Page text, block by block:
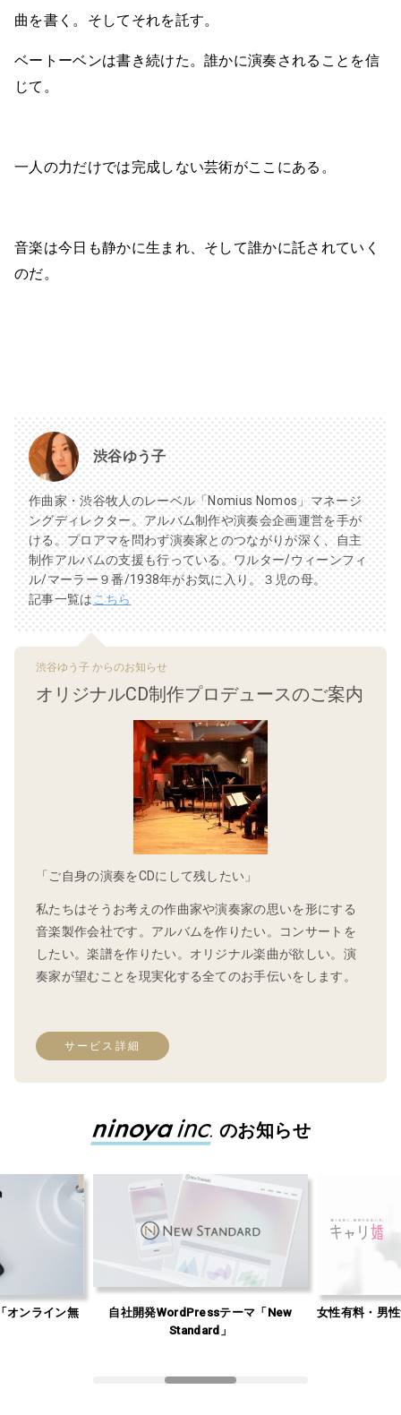
曲を書く。そしてそれを託す。
ベートーベンは書き続けた。誰かに演奏されることを信
じて。
一人の力だけでは完成しない芸術がここにある。
音楽は今日も静かに生まれ、そして誰かに託されていく
のだ。
渋谷ゆう子
作曲家・渋谷牧人のレーベル「Nomius Nomos」マネージ
ングディレクター。アルバム制作や演奏会企画運営を手が
ける。プロアマを問わず演奏家とのつながりが深く、自主
制作アルバムの支援も行っている。ワルター/ウィーンフィ
ル/マーラー９番/1938年がお気に入り。３児の母。
記事一覧はこちら
渋谷ゆう子 からのお知らせ
オリジナルCD制作プロデュースのご案内
「ご自身の演奏をCDにして残したい」
私たちはそうお考えの作曲家や演奏家の思いを形にする
音楽製作会社です。アルバムを作りたい。コンサートを
したい。楽譜を作りたい。オリジナル楽曲が欲しい。演
奏家が望むことを現実化する全てのお手伝いをします。
サービス詳細
のお知らせ
オンライン無
自社開発WordPressテーマ「New
Standard」
女性有料・男